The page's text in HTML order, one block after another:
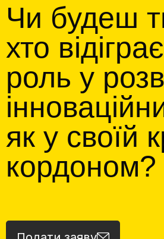
Чи будеш
хто
роль у
як у своїй
кордоном?